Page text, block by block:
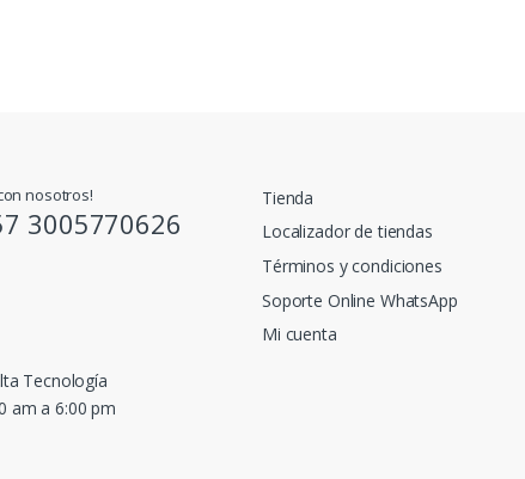
nosotros!
3005770626
Tecnología
am a 6:00 pm
Tienda
Localizador de tiendas
Términos y condiciones
Soporte Online WhatsApp
Mi cuenta